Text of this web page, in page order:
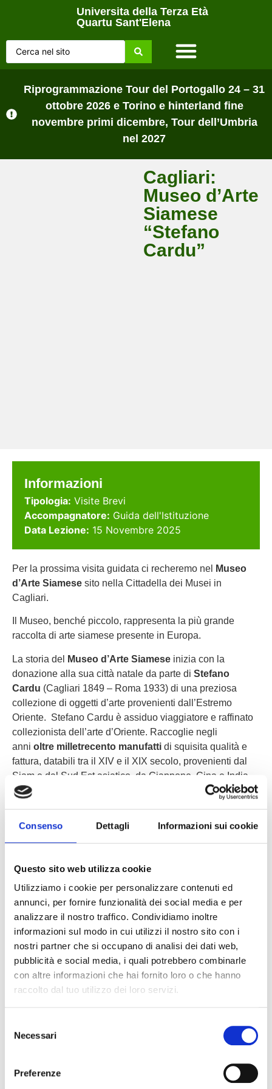
Consenso Dettagli Informazioni sui cookie
Questo sito web utilizza cookie
Utilizziamo i cookie per personalizzare contenuti ed
annunci, per fornire funzionalità dei social media e per
analizzare il nostro traffico. Condividiamo inoltre
informazioni sul modo in cui utilizzi il nostro sito con i
nostri partner che si occupano di analisi dei dati web,
pubblicità e social media, i quali potrebbero combinarle
con altre informazioni che hai fornito loro o che hanno
raccolto dal tuo utilizzo dei loro servizi.
delNecessari
Preferenze
Universita della Terza Età
Quartu Sant'Elena
Riprogrammazione Tour del Portogallo 24 – 31
ottobre 2026 e Torino e hinterland fine
novembre primi dicembre, Tour dell’Umbria
nel 2027
Cagliari:
Museo d’Arte
Siamese
“Stefano
Cardu”
Informazioni
Tipologia: Visite Brevi
Accompagnatore: Guida dell'Istituzione
Data Lezione: 15 Novembre 2025
Per la prossima visita guidata ci recheremo nel
Museo
d’Arte Siamese sito nella Cittadella dei Musei in
Cagliari.
Il Museo, benché piccolo, rappresenta la più grande
raccolta di arte siamese presente in Europa.
La storia del Museo d’Arte Siamese inizia con la
donazione alla sua città natale da parte di Stefano
Cardu (Cagliari 1849 – Roma 1933) di una preziosa
collezione di oggetti d’arte provenienti dall’Estremo
Oriente. Stefano Cardu è assiduo viaggiatore e raffinato
collezionista dell’arte d’Oriente. Raccoglie negli
anni oltre milletrecento manufatti di squisita qualità e
fattura, databili tra il XIV e il XIX secolo, provenienti dal
Siam e dal Sud Est asiatico, da Giappone, Cina e India.
Nel Museo potrete ammirare
sculture, argenti,
varietà di pregiatissimi pezzi artistici, datati tra il XIV e
il XIX secolo.
Venerdì 7 novembre prossimo invieremo la mail con i
Altre lezioni sul